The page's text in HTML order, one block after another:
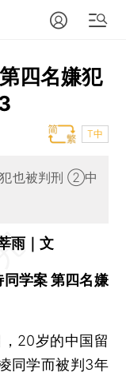
四名嫌犯
T中
也被判刑 ②中
雨｜文
学案 第四名嫌
20岁的中国留
同学而被判3年